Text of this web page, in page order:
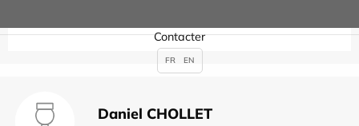
Contacter
Daniel CHOLLET
FR EN